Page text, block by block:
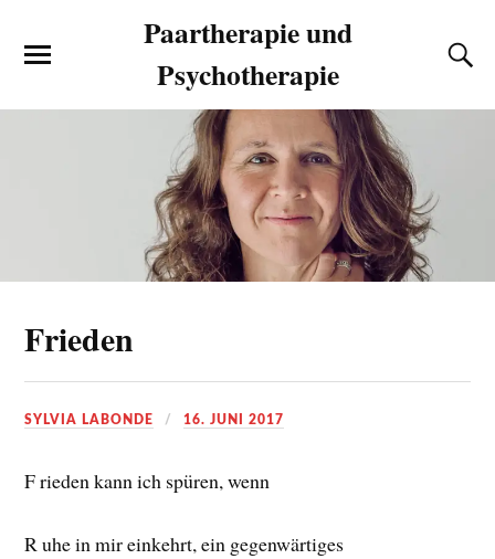
Paartherapie und
Psychotherapie
Frieden
SYLVIA LABONDE 16. JUNI 2017
F rieden kann ich spüren, wenn
R uhe in mir einkehrt, ein gegenwärtiges